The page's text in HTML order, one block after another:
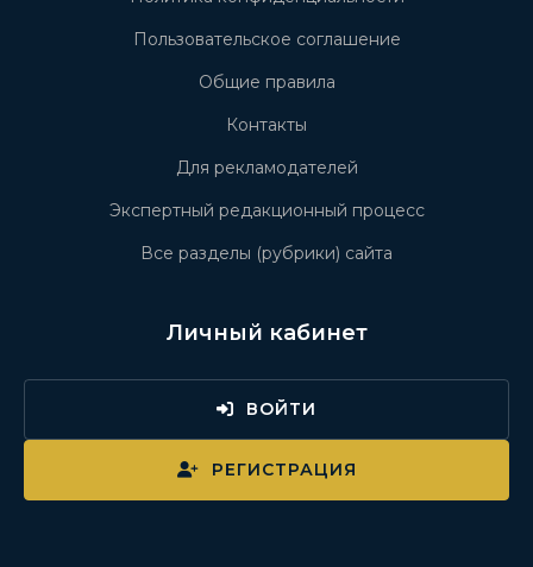
Пользовательское соглашение
Общие правила
Контакты
Для рекламодателей
Экспертный редакционный процесс
Все разделы (рубрики) сайта
Личный кабинет
ВОЙТИ
РЕГИСТРАЦИЯ